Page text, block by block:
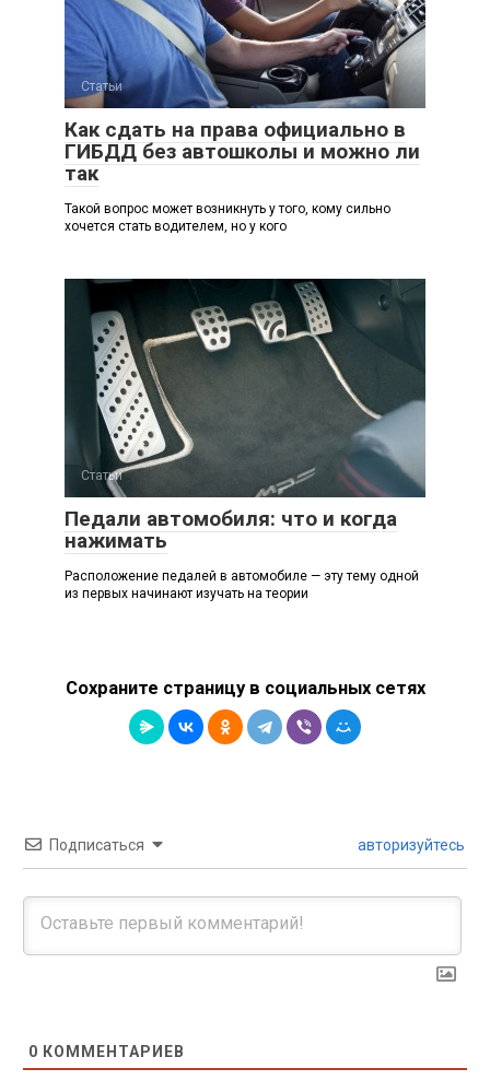
Статьи
Как сдать на права официально в
ГИБДД без автошколы и можно ли
так
Такой вопрос может возникнуть у того, кому сильно
хочется стать водителем, но у кого
Статьи
Педали автомобиля: что и когда
нажимать
Расположение педалей в автомобиле — эту тему одной
из первых начинают изучать на теории
Сохраните страницу в социальных сетях
Подписаться авторизуйтесь
0 КОММЕНТАРИЕВ